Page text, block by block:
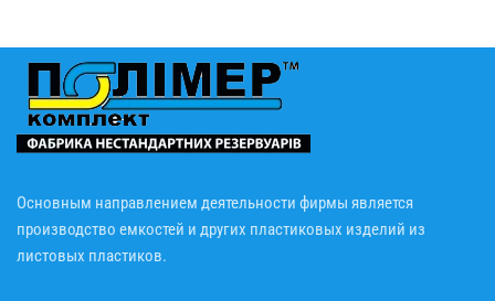
Основным направлением деятельности фирмы является
производство емкостей и других пластиковых изделий из
листовых пластиков.